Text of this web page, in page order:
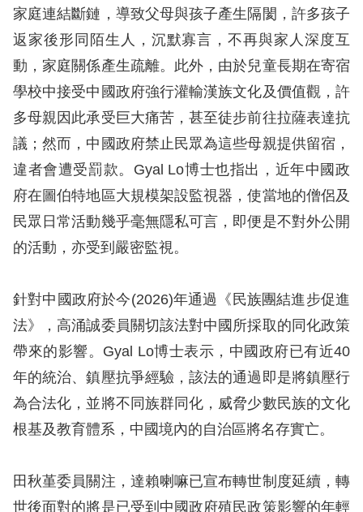
鍵
請
選
擇
語
言
兒少版
首
頁
網
站
導
覽
網
家庭連結斷鏈，導致父母與孩子產生隔閡，許多孩子
返家後形同陌生人，沉默寡言，不再與家人深度互
動，家庭關係產生疏離。此外，由於兒童長期在寄宿
學校中接受中國政府強行灌輸漢族文化及價值觀，許
多母親因此承受巨大痛苦，甚至徒步前往拉薩表達抗
議；然而，中國政府禁止民眾為這些母親提供留宿，
違者會遭受罰款。Gyal Lo博士也指出，近年中國政
府在圖伯特地區大規模架設監視器，使當地的僧侶及
民眾日常活動幾乎毫無隱私可言，即便是不對外公開
的活動，亦受到嚴密監視。
針對中國政府於今(2026)年通過《民族團結進步促進
法》，高涌誠委員關切該法對中國所採取的同化政策
帶來的影響。Gyal Lo博士表示，中國政府已有近40
年的統治、鎮壓抗爭經驗，該法的通過即是將鎮壓行
為合法化，並將不同族群同化，威脅少數民族的文化
根基及教育體系，中國境內的自治區將名存實亡。
田秋堇委員關注，達賴喇嘛已宣布轉世制度延續，轉
世後面對的將是已受到中國政府殖民政策影響的年輕